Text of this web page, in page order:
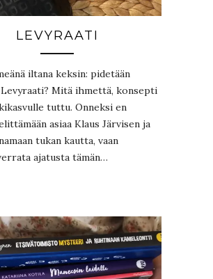
LEVYRAATI
iltana keksin: pidetään
Mitä ihmettä, konsepti
tuttu. Onneksi en
asiaa Klaus Järvisen ja
tukan kautta, vaan
ajatusta tämän…